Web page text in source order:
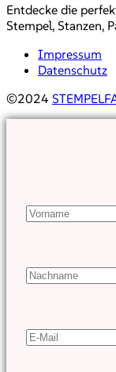
Entdecke die
Stempel, Stanzen,
Impressum
Datenschutz
©2024